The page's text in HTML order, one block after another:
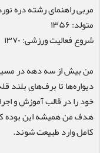
مربی راهنمای رشته دره
متولد: ۱۳۵۶
شروع فعالیت ورزشی: ۱۳۷۰
من بیش از سه دهه در
دیواره‌ها تا برف‌های بلند
خود را در قالب آموزش و
هدف من همیشه این بوده
کامل وارد طبیعت شوند.